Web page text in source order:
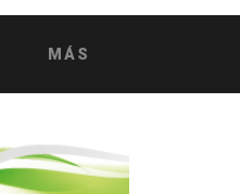
MÁS